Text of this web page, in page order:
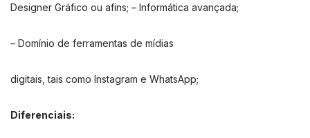
Designer Gráfico ou afins; – Informática avançada;
– Domínio de ferramentas de mídias
digitais, tais como Instagram e WhatsApp;
Diferenciais: